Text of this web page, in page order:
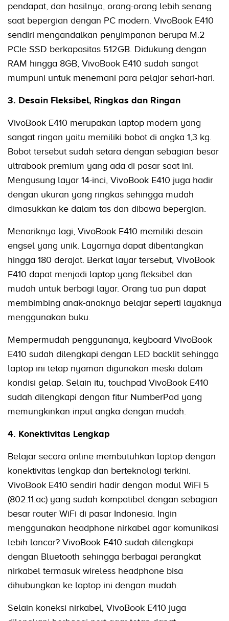
pendapat, dan hasilnya, orang-orang lebih senang
saat bepergian dengan PC modern. VivoBook E410
sendiri mengandalkan penyimpanan berupa M.2
PCIe SSD berkapasitas 512GB. Didukung dengan
RAM hingga 8GB, VivoBook E410 sudah sangat
mumpuni untuk menemani para pelajar sehari-hari.
3. Desain Fleksibel, Ringkas dan Ringan
VivoBook E410 merupakan laptop modern yang
sangat ringan yaitu memiliki bobot di angka 1,3 kg.
Bobot tersebut sudah setara dengan sebagian besar
ultrabook premium yang ada di pasar saat ini.
Mengusung layar 14-inci, VivoBook E410 juga hadir
dengan ukuran yang ringkas sehingga mudah
dimasukkan ke dalam tas dan dibawa bepergian.
Menariknya lagi, VivoBook E410 memiliki desain
engsel yang unik. Layarnya dapat dibentangkan
hingga 180 derajat. Berkat layar tersebut, VivoBook
E410 dapat menjadi laptop yang fleksibel dan
mudah untuk berbagi layar. Orang tua pun dapat
membimbing anak-anaknya belajar seperti layaknya
menggunakan buku.
Mempermudah penggunanya, keyboard VivoBook
E410 sudah dilengkapi dengan LED backlit sehingga
laptop ini tetap nyaman digunakan meski dalam
kondisi gelap. Selain itu, touchpad VivoBook E410
sudah dilengkapi dengan fitur NumberPad yang
memungkinkan input angka dengan mudah.
4. Konektivitas Lengkap
Belajar secara online membutuhkan laptop dengan
konektivitas lengkap dan berteknologi terkini.
VivoBook E410 sendiri hadir dengan modul WiFi 5
(802.11.ac) yang sudah kompatibel dengan sebagian
besar router WiFi di pasar Indonesia. Ingin
menggunakan headphone nirkabel agar komunikasi
lebih lancar? VivoBook E410 sudah dilengkapi
dengan Bluetooth sehingga berbagai perangkat
nirkabel termasuk wireless headphone bisa
dihubungkan ke laptop ini dengan mudah.
Selain koneksi nirkabel, VivoBook E410 juga